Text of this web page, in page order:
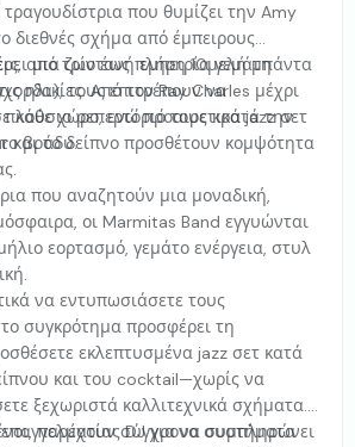
τραγουδίστρια που θυμίζει την Amy
διεθνές σχήμα από έμπειρους
μια ζωντανή εμπειρία γεμάτη
ηλικίες. Από τον Ray Charles μέχρι
ρεπερτόριό τους κρατά την
βράδυ.
από τρίο έως πλήρη 10μελή μπάντα
τους επιτρέπουν να
κάθε χώρο, ενώ προαιρετικά jazz σετ
και το δείπνο προσθέτουν κομψότητα
που αναζητούν μια μοναδική,
οι Marmitas Band εγγυώνται
εορτασμό, γεμάτο ενέργεια, στυλ
να εντυπωσιάσετε τους
συγκρότημα προσφέρει τη
εκλεπτυσμένα jazz σετ κατά
και του cocktail—χωρίς να
ξεχωριστά καλλιτεχνικά σχήματα.
επαγγελματίας DJ για να συμπληρώνει
παρέχουν σύγχρονα συστήματα